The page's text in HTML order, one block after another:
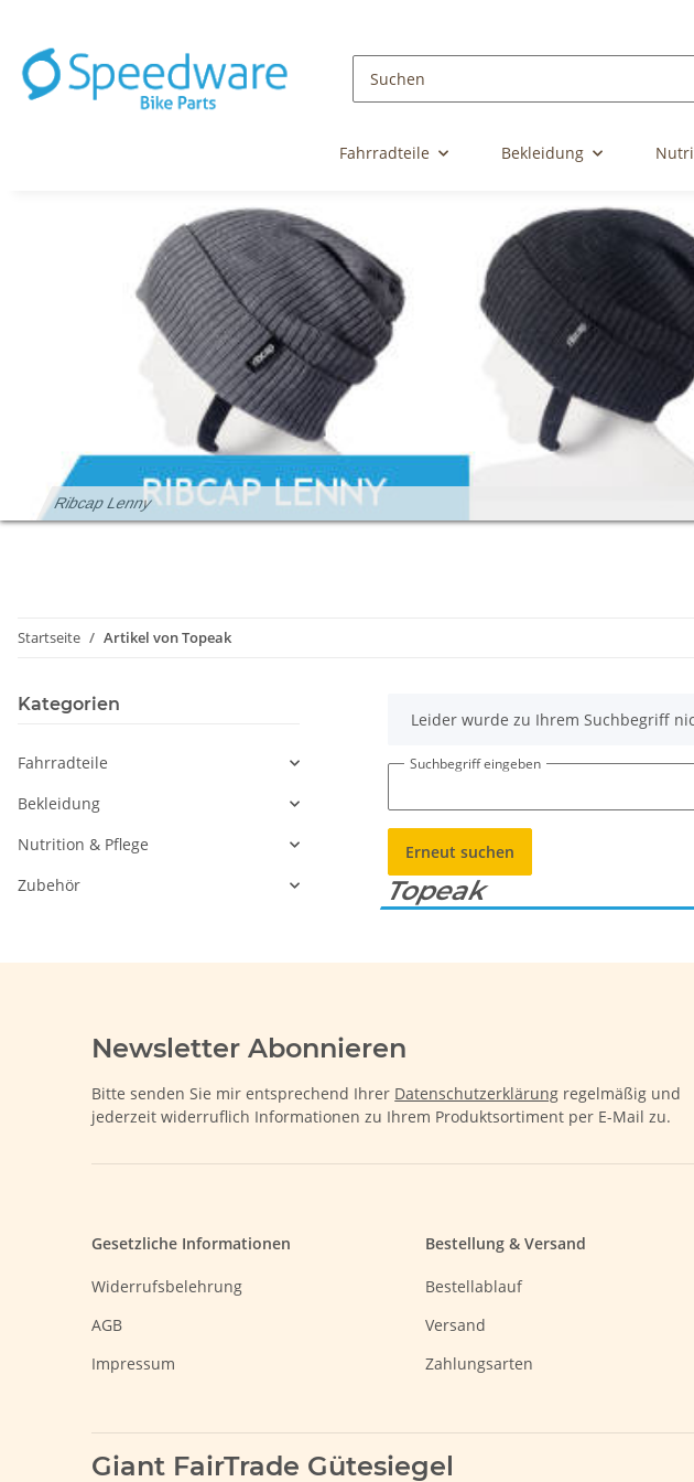
Fahrradteile Bekleidung
Ribcap Lenny
Startseite Artikel von Topeak
xLeider wurde zu Ihrem Suchbegriff
Suchbegriff eingeben
Erneut suchen
Topeak
Kategorien
Fahrradteile
Bekleidung
Nutrition & Pflege
Zubehör
Newsletter Abonnieren
Bitte senden Sie mir entsprechend Ihrer Datenschutzerklärung regelmäßig und
jederzeit widerruflich Informationen zu Ihrem Produktsortiment per E-Mail zu.
Gesetzliche Informationen
Widerrufsbelehrung
AGB
Impressum
Bestellung & Versand
Bestellablauf
Versand
Zahlungsarten
Giant FairTrade Gütesiegel